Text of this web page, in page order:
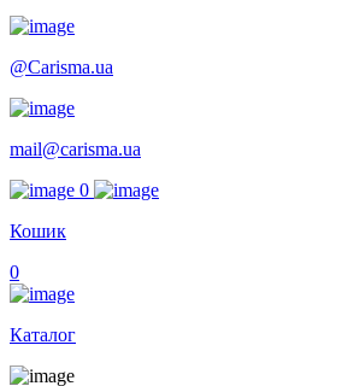
@Carisma.ua
mail@carisma.ua
0
Кошик
0
Каталог